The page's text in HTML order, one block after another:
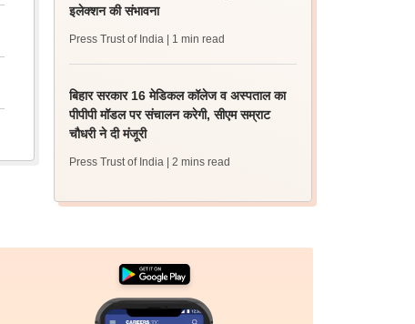
इलेक्शन की संभावना
Press Trust of India | 1 min read
बिहार सरकार 16 मेडिकल कॉलेज व अस्पताल का
पीपीपी मॉडल पर संचालन करेगी, सीएम सम्राट
चौधरी ने दी मंजूरी
Press Trust of India | 2 mins read